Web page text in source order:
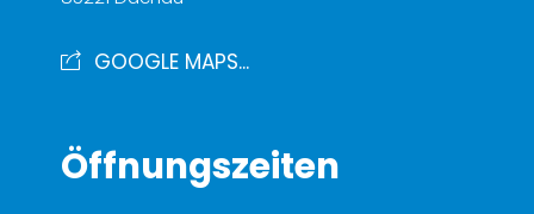
GOOGLE MAPS...
Öffnungszeiten